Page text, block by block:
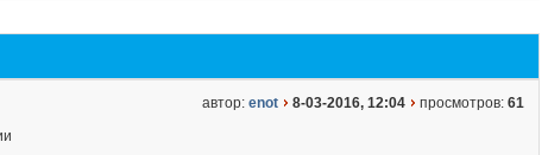
автор: enot 8-03-2016, 12:04 просмотров: 61